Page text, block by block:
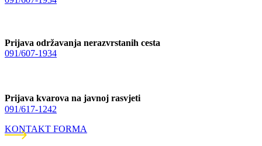
Prijava održavanja nerazvrstanih cesta
091/607-1934
Prijava kvarova na javnoj rasvjeti
091/617-1242
KONTAKT FORMA